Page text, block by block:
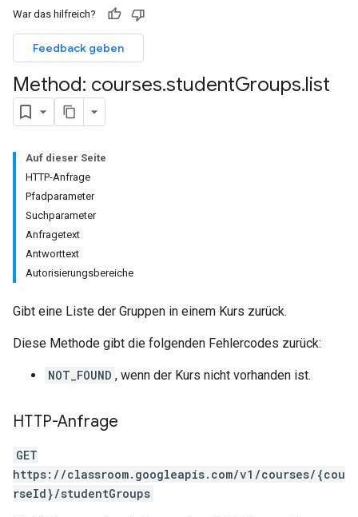
War das hilfreich?
Feedback geben
Method: courses.studentGroups.list
Auf dieser Seite
HTTP-Anfrage
Pfadparameter
Suchparameter
Anfragetext
Antworttext
Autorisierungsbereiche
Gibt eine Liste der Gruppen in einem Kurs zurück.
Diese Methode gibt die folgenden Fehlercodes zurück:
NOT_FOUND , wenn der Kurs nicht vorhanden ist.
HTTP-Anfrage
GET
https://classroom.googleapis.com/v1/courses/{cou
rseId}/studentGroups